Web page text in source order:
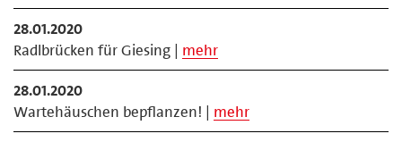
28.01.2020
Radlbrücken für Giesing | mehr
28.01.2020
Wartehäuschen bepflanzen! | mehr